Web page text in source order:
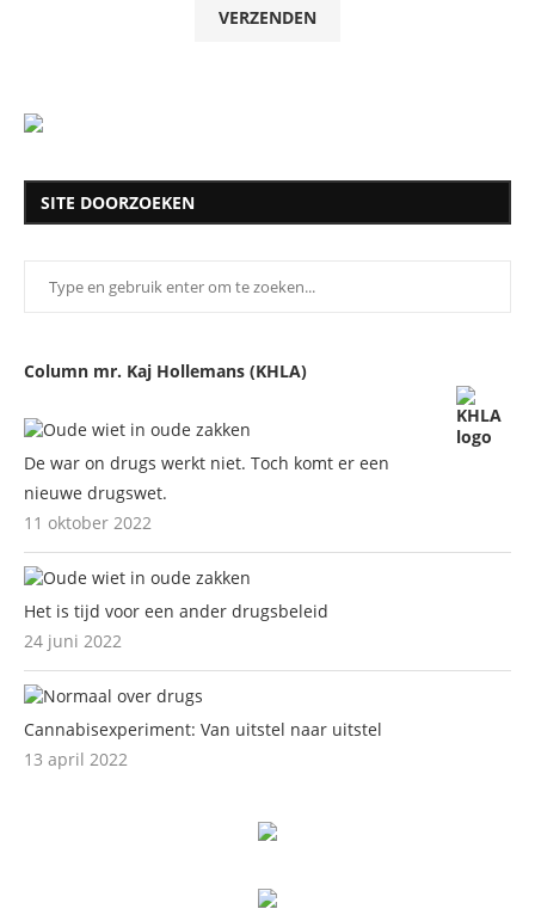
SITE DOORZOEKEN
Column mr. Kaj Hollemans (KHLA)
De war on drugs werkt niet. Toch komt er een
nieuwe drugswet.
11 oktober 2022
Het is tijd voor een ander drugsbeleid
24 juni 2022
Cannabisexperiment: Van uitstel naar uitstel
13 april 2022